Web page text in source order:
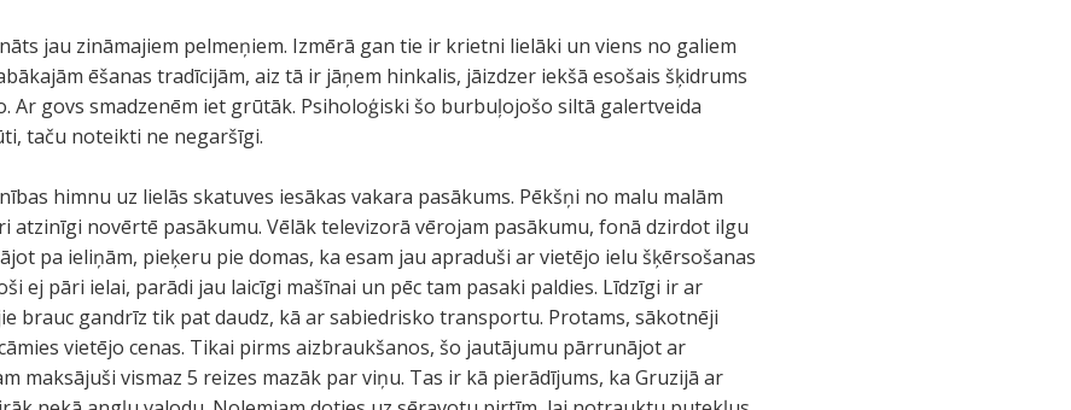
jau zināmajiem pelmeņiem. Izmērā gan tie ir krietni lielāki un viens no galiem
ēšanas tradīcijām, aiz tā ir jāņem hinkalis, jāizdzer iekšā esošais šķidrums
Ar govs smadzenēm iet grūtāk. Psiholoģiski šo burbuļojošo siltā galertveida
taču noteikti ne negaršīgi.
himnu uz lielās skatuves iesākas vakara pasākums. Pēkšņi no malu malām
atzinīgi novērtē pasākumu. Vēlāk televizorā vērojam pasākumu, fonā dzirdot ilgu
pa ieliņām, pieķeru pie domas, ka esam jau apraduši ar vietējo ielu šķērsošanas
ej pāri ielai, parādi jau laicīgi mašīnai un pēc tam pasaki paldies. Līdzīgi ir ar
brauc gandrīz tik pat daudz, kā ar sabiedrisko transportu. Protams, sākotnēji
vietējo cenas. Tikai pirms aizbraukšanos, šo jautājumu pārrunājot ar
maksājuši vismaz 5 reizes mazāk par viņu. Tas ir kā pierādījums, ka Gruzijā ar